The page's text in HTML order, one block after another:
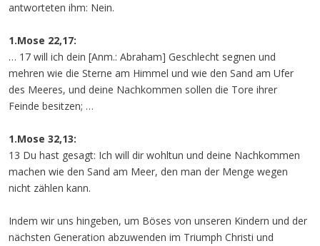
antworteten ihm: Nein.
1.Mose 22,17:
… 17 will ich dein [Anm.: Abraham] Geschlecht segnen und
mehren wie die Sterne am Himmel und wie den Sand am Ufer
des Meeres, und deine Nachkommen sollen die Tore ihrer
Feinde besitzen; …
1.Mose 32,13:
13 Du hast gesagt: Ich will dir wohltun und deine Nachkommen
machen wie den Sand am Meer, den man der Menge wegen
nicht zählen kann.
Indem wir uns hingeben, um Böses von unseren Kindern und der
nächsten Generation abzuwenden im Triumph Christi und